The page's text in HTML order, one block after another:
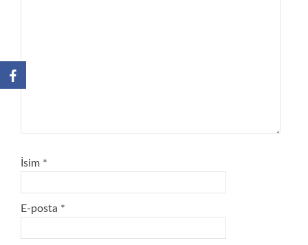
İsim *
E-posta *